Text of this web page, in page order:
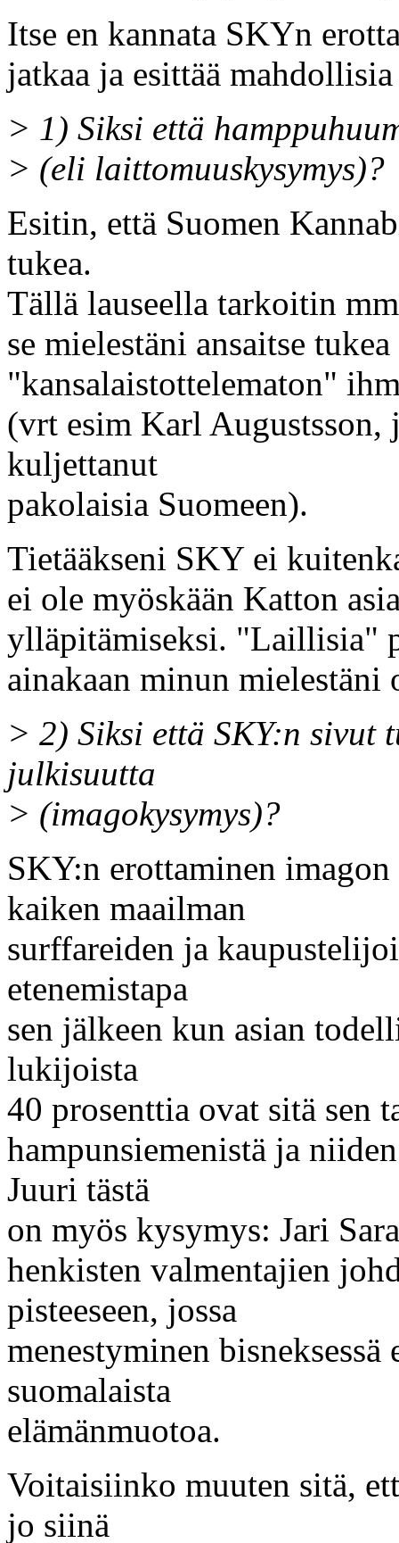
Itse en kannata SKYn
jatkaa ja esittää
> 1) Siksi että
> (eli laittomuuskysymys)?
Esitin, että Suomen
tukea.
Tällä lauseella tarkoitin
se mielestäni ansaitse
"kansalaistottelematon"
(vrt esim Karl
kuljettanut
pakolaisia Suomeen).
Tietääkseni SKY ei
ei ole myöskään Katton
ylläpitämiseksi. "Laillisia"
ainakaan minun mielestäni
> 2) Siksi että SKY:n sivut
julkisuutta
> (imagokysymys)?
SKY:n erottaminen
kaiken maailman
surffareiden ja
etenemistapa
sen jälkeen kun asian
lukijoista
40 prosenttia ovat sitä sen
hampunsiemenistä ja
Juuri tästä
on myös kysymys: Jari
henkisten valmentajien
pisteeseen, jossa
menestyminen
suomalaista
elämänmuotoa.
Voitaisiinko muuten sitä,
jo siinä